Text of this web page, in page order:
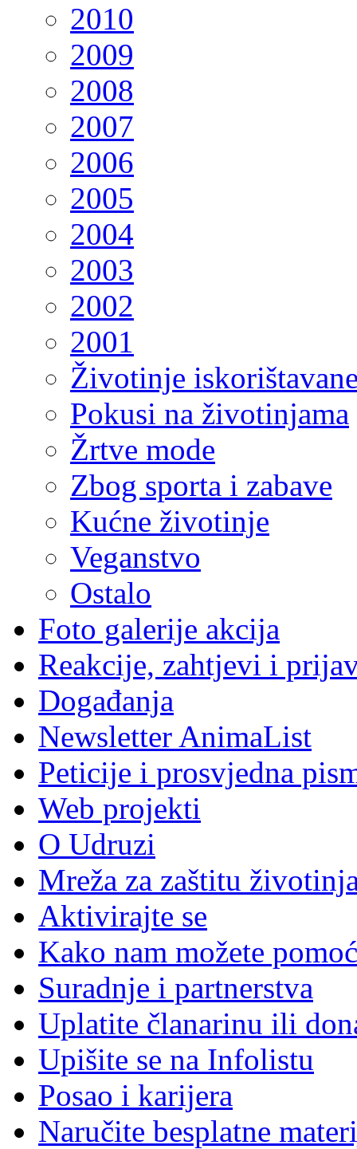
2010
2009
2008
2007
2006
2005
2004
2003
2002
2001
Životinje
Pokusi na životinjama
Žrtve mode
Zbog sporta i zabave
Kućne životinje
Veganstvo
Ostalo
Foto galerije akcija
Reakcije, zahtjevi i
Događanja
Newsletter AnimaList
Peticije i prosvjedna
Web projekti
O Udruzi
Mreža za zaštitu
Aktivirajte se
Kako nam možete
Suradnje i partnerstva
Uplatite članarinu ili
Upišite se na Infolistu
Posao i karijera
Naručite besplatne